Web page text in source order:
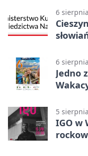
6
6
Jedno
5
IGO w